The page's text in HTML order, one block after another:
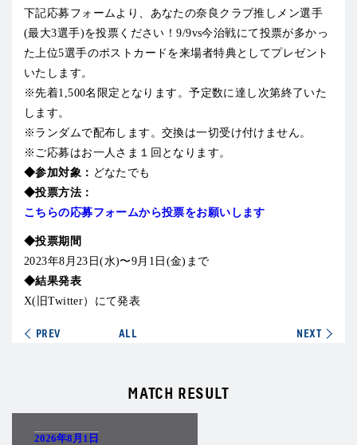
下記応募フォームより、あなたの奈良クラブ推しメン選手
(最大3選手)を投票ください！9/9vs今治戦にて投票が多かっ
た上位5選手のポストカードを来場者特典としてプレゼント
いたします。
※先着1,500名限定となります。予定数に達し次第終了いた
します。
※ランダムで配布します。交換は一切受け付けません。
※ご応募はお一人さま１回となります。
◆参加対象： どなたでも
◆投票方法：
こちらの応募フォームから投票をお願いします
◆投票期間
2023年8月23日(水)〜9月1日(金)まで
◆結果発表
X(旧Twitter）にて発表
PREV ALL NEXT
MATCH RESULT
2026年8月1日